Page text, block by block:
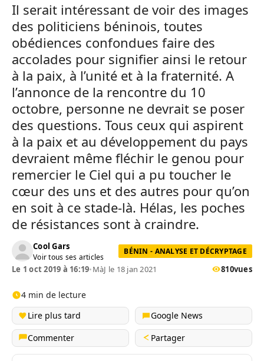
Il serait intéressant de voir des images
des politiciens béninois, toutes
obédiences confondues faire des
accolades pour signifier ainsi le retour
à la paix, à l’unité et à la fraternité. A
l’annonce de la rencontre du 10
octobre, personne ne devrait se poser
des questions. Tous ceux qui aspirent
à la paix et au développement du pays
devraient même fléchir le genou pour
remercier le Ciel qui a pu toucher le
cœur des uns et des autres pour qu’on
en soit à ce stade-là. Hélas, les poches
de résistances sont à craindre.
Cool Gars
Voir tous ses articles
BÉNIN - ANALYSE ET DÉCRYPTAGE
Le 1 oct 2019 à 16:19•MàJ le 18 jan 2021 810vues
4 min de lecture
Lire plus tard
Google News
Commenter
Partager